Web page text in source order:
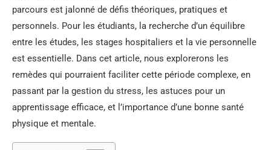
parcours est jalonné de défis théoriques, pratiques et
personnels. Pour les étudiants, la recherche d’un équilibre
entre les études, les stages hospitaliers et la vie personnelle
est essentielle. Dans cet article, nous explorerons les
remèdes qui pourraient faciliter cette période complexe, en
passant par la gestion du stress, les astuces pour un
apprentissage efficace, et l’importance d’une bonne santé
physique et mentale.